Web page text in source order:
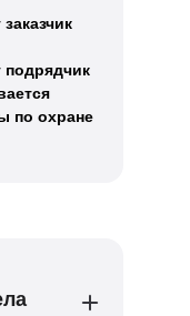
подрядчик
по охране